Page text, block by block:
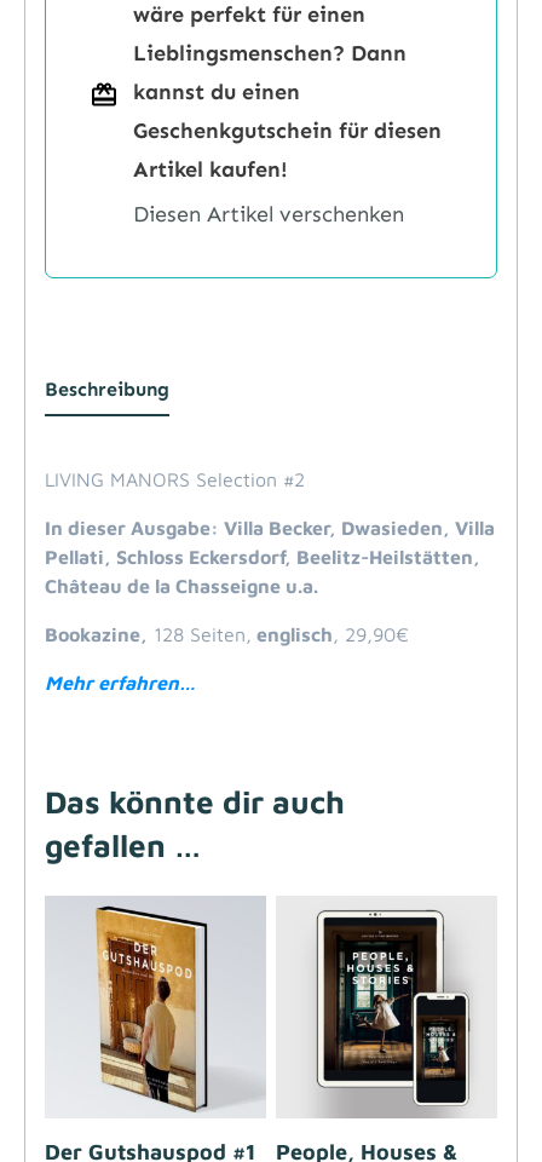
wäre perfekt für einen
Lieblingsmenschen? Dann
kannst du einen
Geschenkgutschein für diesen
Artikel kaufen!
Diesen Artikel verschenken
Beschreibung
LIVING MANORS Selection #2
In dieser Ausgabe: Villa Becker, Dwasieden, Villa
Pellati, Schloss Eckersdorf, Beelitz-Heilstätten,
Château de la Chasseigne u.a.
Bookazine, 128 Seiten, englisch, 29,90€
Mehr erfahren…
Das könnte dir auch
gefallen …
Der Gutshauspod #1 People, Houses &